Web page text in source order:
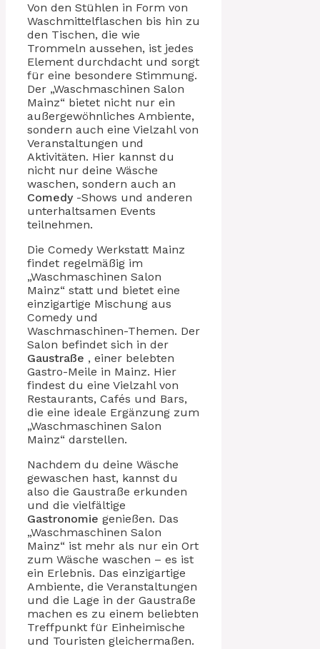
Von den Stühlen in Form von
Waschmittelflaschen bis hin zu
den Tischen, die wie
Trommeln aussehen, ist jedes
Element durchdacht und sorgt
für eine besondere Stimmung.
Der „Waschmaschinen Salon
Mainz“ bietet nicht nur ein
außergewöhnliches Ambiente,
sondern auch eine Vielzahl von
Veranstaltungen und
Aktivitäten. Hier kannst du
nicht nur deine Wäsche
waschen, sondern auch an
Comedy -Shows und anderen
unterhaltsamen Events
teilnehmen.
Die Comedy Werkstatt Mainz
findet regelmäßig im
„Waschmaschinen Salon
Mainz“ statt und bietet eine
einzigartige Mischung aus
Comedy und
Waschmaschinen-Themen. Der
Salon befindet sich in der
Gaustraße , einer belebten
Gastro-Meile in Mainz. Hier
findest du eine Vielzahl von
Restaurants, Cafés und Bars,
die eine ideale Ergänzung zum
„Waschmaschinen Salon
Mainz“ darstellen.
Nachdem du deine Wäsche
gewaschen hast, kannst du
also die Gaustraße erkunden
und die vielfältige
Gastronomie genießen. Das
„Waschmaschinen Salon
Mainz“ ist mehr als nur ein Ort
zum Wäsche waschen – es ist
ein Erlebnis. Das einzigartige
Ambiente, die Veranstaltungen
und die Lage in der Gaustraße
machen es zu einem beliebten
Treffpunkt für Einheimische
und Touristen gleichermaßen.